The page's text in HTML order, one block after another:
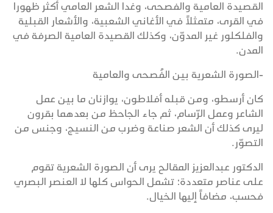
القصيدة العامية والفصحى، وغدا الشعر العامي أكثر ظهورا
في القرى، متمثلاً في الأغاني الشعبية، والأشعار القبلية
والفلكلور غير المدوّن، وكذلك القصيدة العامية الصرفة في
المدن.
-الصورة الشعرية بين الفُصحى والعامية
كان أرسطو، ومن قبله أفلاطون، يوازنان ما بين عمل
الشاعر وعمل الرّسام، ثم جاء الجاحظ من بعدهما بقرون
ليرى كذلك أن الشعر صناعة وضرب من النسيج، وجنس من
التصوّر.
الدكتور عبدالعزيز المقالح يرى أن الصورة الشعرية تقوم
على عناصر متعددة؛ تشمل الحواس كلها لا العنصر البصري
فحسب، مضافاً إليها الخيال.